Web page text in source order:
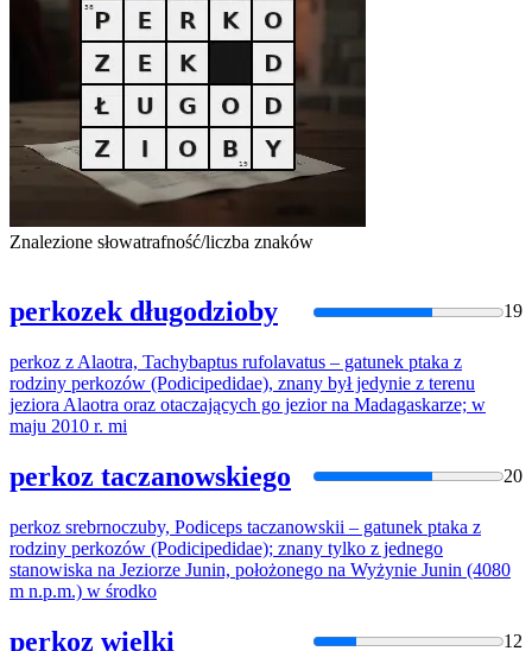
Znalezione słowatrafność/liczba znaków
perkozek długodzioby 19
perkoz z Alaotra, Tachybaptus rufolavatus – gatunek ptaka z
rodziny perkozów (Podicipedidae), znany był jedynie z terenu
jeziora Alaotra oraz otaczających go jezior na Madagaskarze; w
maju 2010 r. mi
perkoz taczanowskiego 20
perkoz srebrnoczuby, Podiceps taczanowskii – gatunek ptaka z
rodziny perkozów (Podicipedidae); znany tylko z jednego
stanowiska na Jeziorze Junin, położonego na Wyżynie Junin (4080
m n.p.m.) w środko
perkoz wielki 12